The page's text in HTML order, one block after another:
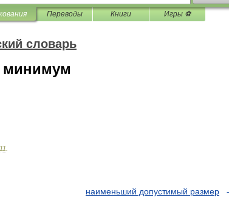
Переводы Книги Игры ⚽
словарь
минимум
наименьший допустимый размер